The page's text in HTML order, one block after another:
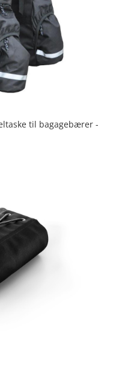
til bagagebærer -